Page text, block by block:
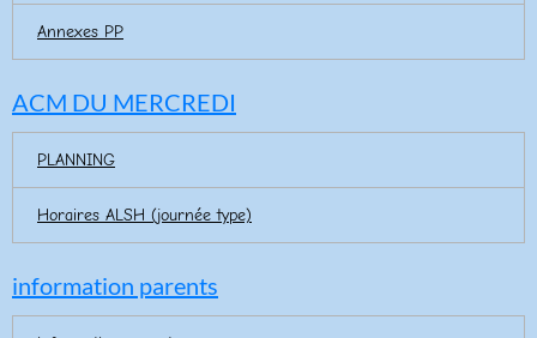
Annexes PP
ACM DU MERCREDI
PLANNING
Horaires ALSH (journée type)
information parents